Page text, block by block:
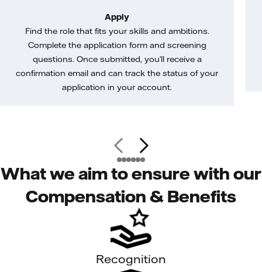
Apply
Find the role that fits your skills and ambitions.
Complete the application form and screening
questions. Once submitted, you’ll receive a
confirmation email and can track the status of your
application in your account.
What we aim to ensure with our
Compensation & Benefits
Recognition